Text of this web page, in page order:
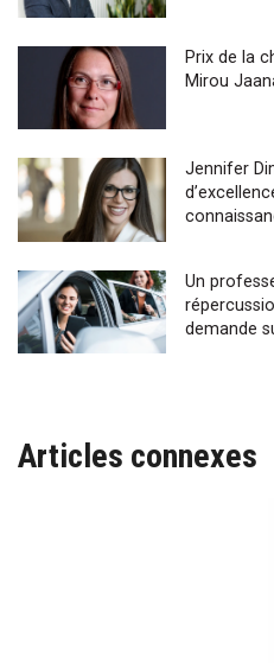
Prix de la
Mirou
Jennifer
Un
demande
Articles connexes